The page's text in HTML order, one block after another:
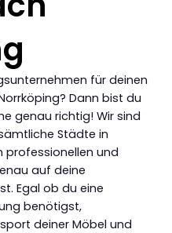
für deinen
Dann bist du
genau richtig! Wir sind
Städte in
professionellen und
auf deine
Egal ob du eine
benötigst,
deiner Möbel und